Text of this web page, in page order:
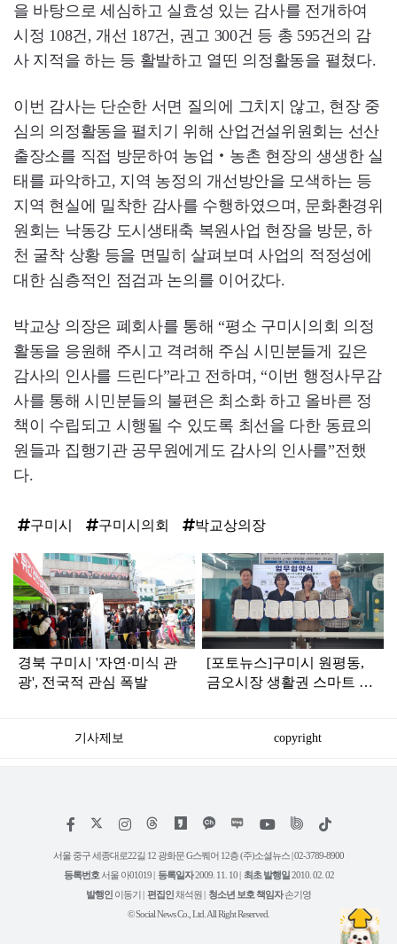
을 바탕으로 세심하고 실효성 있는 감사를 전개하여
시정 108건, 개선 187건, 권고 300건 등 총 595건의 감
사 지적을 하는 등 활발하고 열띤 의정활동을 펼쳤다.
이번 감사는 단순한 서면 질의에 그치지 않고, 현장 중
심의 의정활동을 펼치기 위해 산업건설위원회는 선산
출장소를 직접 방문하여 농업‧농촌 현장의 생생한 실
태를 파악하고, 지역 농정의 개선방안을 모색하는 등
지역 현실에 밀착한 감사를 수행하였으며, 문화환경위
원회는 낙동강 도시생태축 복원사업 현장을 방문, 하
천 굴착 상황 등을 면밀히 살펴보며 사업의 적정성에
대한 심층적인 점검과 논의를 이어갔다.
박교상 의장은 폐회사를 통해 “평소 구미시의회 의정
활동을 응원해 주시고 격려해 주심 시민분들게 깊은
감사의 인사를 드린다”라고 전하며, “이번 행정사무감
사를 통해 시민분들의 불편은 최소화 하고 올바른 정
책이 수립되고 시행될 수 있도록 최선을 다한 동료의
원들과 집행기관 공무원에게도 감사의 인사를”전했
다.
구미시 구미시의회 박교상의장
탑
라
인
경북 구미시 '자연·미식 관
광', 전국적 관심 폭발
[포토뉴스]구미시 원평동,
금오시장 생활권 스마트 돌
기사제보 copyright
페
스
인
타
램
위
트
유
튜
틱
서울 중구 세종대로22길 12 광화문 G스퀘어 12층 (주)소셜뉴스 | 02-3789-8900
등록번호 서울 아01019 | 등록일자2009. 11. 10 | 최초 발행일 2010. 02. 02
발행인 이동기 | 편집인 채석원 | 청소년 보호 책임자손기영
© Social News Co., Ltd. All Right Reserved.